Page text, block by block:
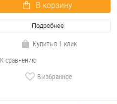
В корзину
Подробнее
Купить в 1 клик
К сравнению
В избранное